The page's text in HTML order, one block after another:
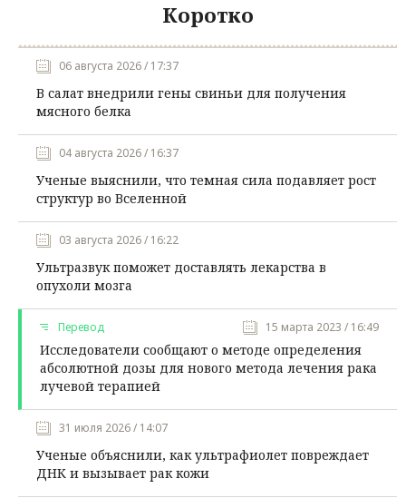
Коротко
06 августа 2026 / 17:37
В салат внедрили гены свиньи для получения
мясного белка
04 августа 2026 / 16:37
Ученые выяснили, что темная сила подавляет рост
структур во Вселенной
03 августа 2026 / 16:22
Ультразвук поможет доставлять лекарства в
опухоли мозга
Перевод 15 марта 2023 / 16:49
Исследователи сообщают о методе определения
абсолютной дозы для нового метода лечения рака
лучевой терапией
31 июля 2026 / 14:07
Ученые объяснили, как ультрафиолет повреждает
ДНК и вызывает рак кожи